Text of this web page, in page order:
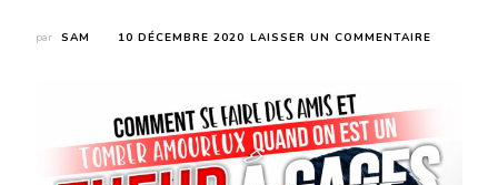
par SAM 10 DÉCEMBRE 2020 LAISSER UN COMMENTAIRE
ET
TOMBER